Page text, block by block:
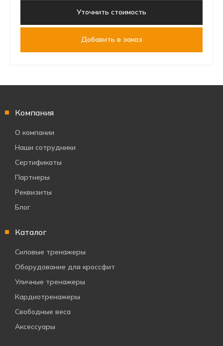
Уточнить стоимость
Добавить в заказ
Компания
О компании
Наши сотрудники
Сертификаты
Партнеры
Реквизиты
Блог
Каталог
Силовые тренажеры
Оборудование для кроссфит
Уличные тренажеры
Кардиотренажеры
Свободные веса
Аксессуары